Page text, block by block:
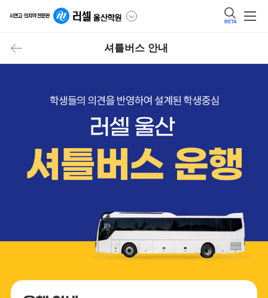
BETA
셔틀버스 안내